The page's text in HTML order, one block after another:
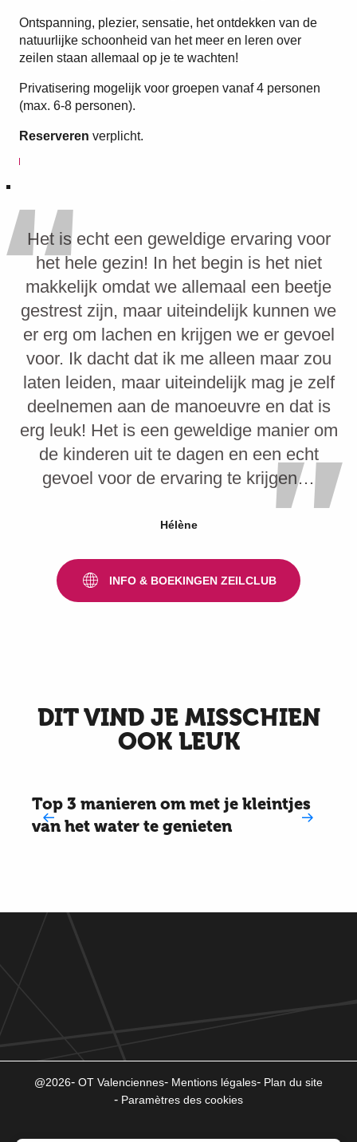
Ontspanning, plezier, sensatie, het ontdekken van de
natuurlijke schoonheid van het meer en leren over
zeilen staan allemaal op je te wachten!
Privatisering mogelijk voor groepen vanaf 4 personen
(max. 6-8 personen).
Reserveren verplicht.
Het is echt een geweldige ervaring voor
het hele gezin! In het begin is het niet
makkelijk omdat we allemaal een beetje
gestrest zijn, maar uiteindelijk kunnen we
er erg om lachen en krijgen we er gevoel
voor. Ik dacht dat ik me alleen maar zou
laten leiden, maar uiteindelijk mag je zelf
deelnemen aan de manoeuvre en dat is
erg leuk! Het is een geweldige manier om
de kinderen uit te dagen en een echt
gevoel voor de ervaring te krijgen…
Hélène
INFO & BOEKINGEN ZEILCLUB
DIT VIND JE MISSCHIEN
OOK LEUK
Top 3 manieren om met je kleintjes
van het water te genieten
@2026 OT Valenciennes Mentions légales
Plan du site
Paramètres des cookies